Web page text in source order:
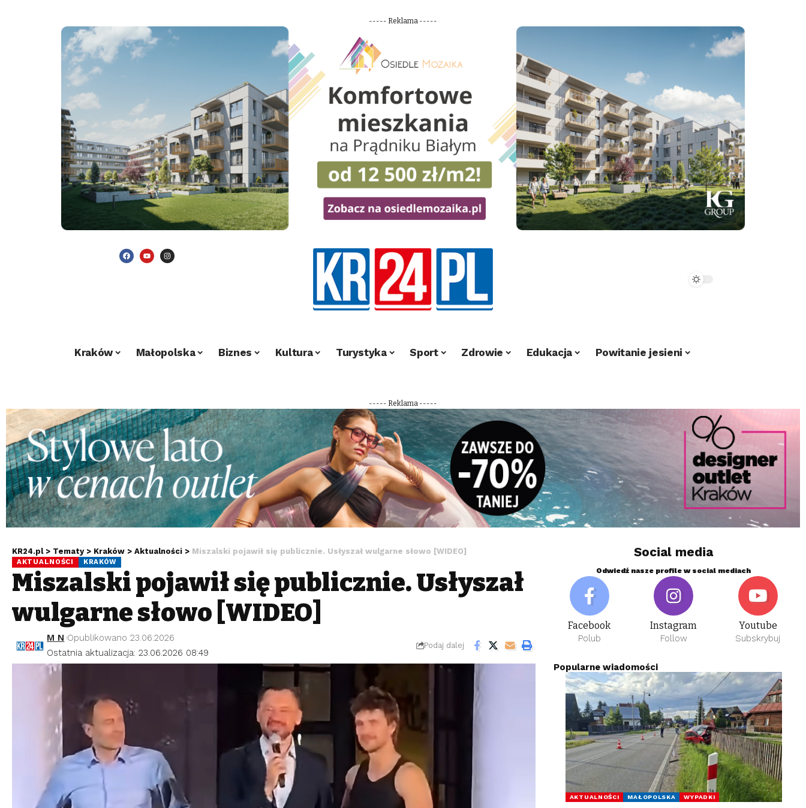
----- Reklama -----
Kraków Małopolska Biznes Kultura Turystyka Sport Zdrowie Edukacja Powitanie jesieni
----- Reklama -----
KR24.pl> Tematy> Kraków > Aktualności > Miszalski pojawił się publicznie. Usłyszał wulgarne słowo [WIDEO]
AKTUALNOŚCI KRAKÓW
Miszalski pojawił się publicznie. Usłyszał
wulgarne słowo [WIDEO]
Ostatnia aktualizacja: 23.06.2026 08:49
M N Opublikowano 23.06.2026
Podaj dalej
Social media
Odwiedź nasze profile w social mediach
Facebook
Polub
Instagram
Follow
Youtube
Subskrybuj
Popularne wiadomości
AKTUALNOŚCI MAŁOPOLSKA WYPADKI